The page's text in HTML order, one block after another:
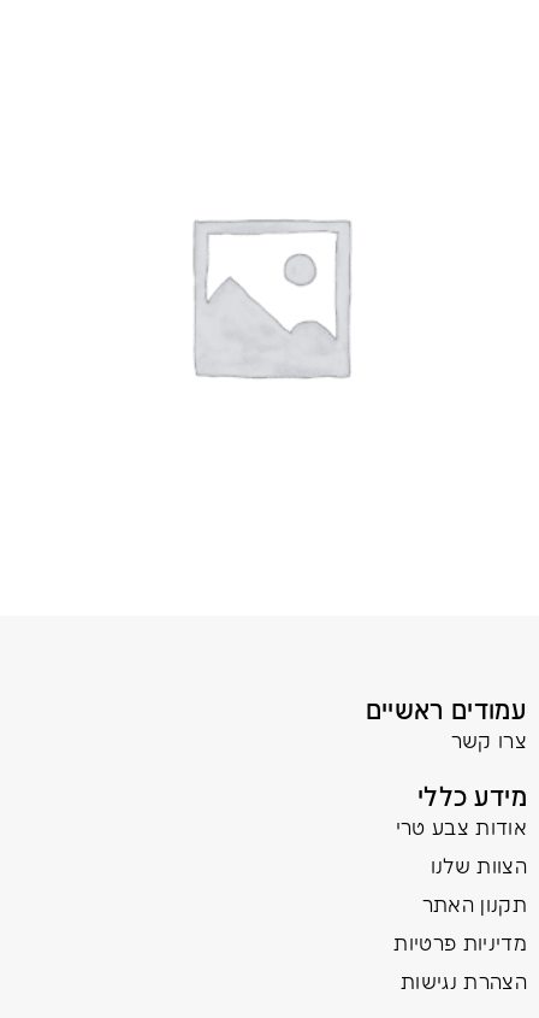
עמודים ראשיים
צרו קשר
מידע כללי
אודות צבע טרי
הצוות שלנו
תקנון האתר
מדיניות פרטיות
הצהרת נגישות